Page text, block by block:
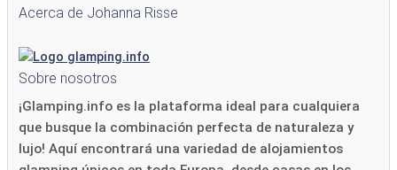
Acerca de Johanna Risse
Sobre nosotros
¡Glamping.info es la plataforma ideal para cualquiera
que busque la combinación perfecta de naturaleza y
lujo! Aquí encontrará una variedad de alojamientos